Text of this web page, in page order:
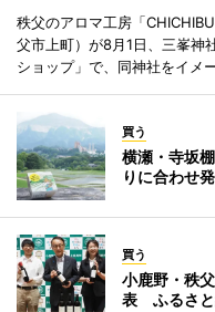
秩父のアロマ工房「
父市上町）が8月1日、三峯神
ショップ」で、同神社をイメ
買う
横瀬・寺坂
りに合わせ
買う
小鹿野・秩
表 ふるさと